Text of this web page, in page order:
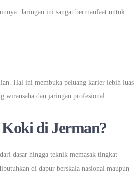
Jaringan ini sangat bermanfaat untuk
Hal ini membuka peluang karier lebih luas
wirausaha dan jaringan profesional.
di Jerman?
dasar hingga teknik memasak tingkat
di dapur berskala nasional maupun